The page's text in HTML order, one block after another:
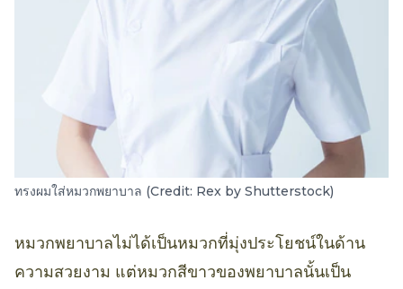
ทรงผมใส่หมวกพยาบาล (Credit: Rex by Shutterstock)
หมวกพยาบาลไม่ได้เป็นหมวกที่มุ่งประโยชน์ในด้าน
ความสวยงาม แต่หมวกสีขาวของพยาบาลนั้นเป็น